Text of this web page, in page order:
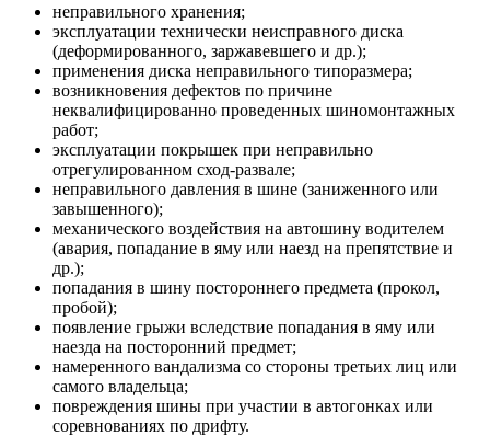
неправильного хранения;
эксплуатации технически неисправного диска
(деформированного, заржавевшего и др.);
применения диска неправильного типоразмера;
возникновения дефектов по причине
неквалифицированно проведенных шиномонтажных
работ;
эксплуатации покрышек при неправильно
отрегулированном сход-развале;
неправильного давления в шине (заниженного или
завышенного);
механического воздействия на автошину водителем
(авария, попадание в яму или наезд на препятствие и
др.);
попадания в шину постороннего предмета (прокол,
пробой);
появление грыжи вследствие попадания в яму или
наезда на посторонний предмет;
намеренного вандализма со стороны третьих лиц или
самого владельца;
повреждения шины при участии в автогонках или
соревнованиях по дрифту.